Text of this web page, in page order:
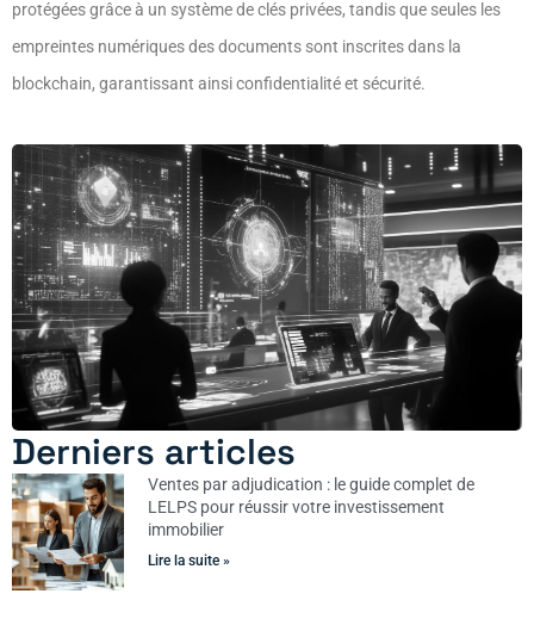
protégées grâce à un système de clés privées, tandis que seules les
empreintes numériques des documents sont inscrites dans la
blockchain, garantissant ainsi confidentialité et sécurité.
Derniers articles
Ventes par adjudication : le guide complet de
LELPS pour réussir votre investissement
immobilier
Lire la suite »